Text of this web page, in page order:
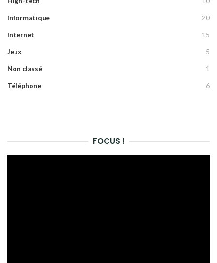
Informatique 20
Internet 15
Jeux 5
Non classé 1
Téléphone 6
FOCUS !